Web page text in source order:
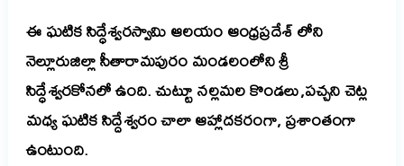
ఈ ఘటిక సిద్ధేశ్వరస్వామి ఆలయం ఆంధ్రప్రదేశ్ లోని
నెల్లూరుజిల్లా సీతారామపురం మండలంలోని శ్రీ
సిద్ధేశ్వరకోనలో ఉంది. చుట్టూ నల్లమల కొండలు,పచ్చని చెట్ల
మధ్య ఘటిక సిద్దేశ్వరం చాలా ఆహ్లాదకరంగా, ప్రశాంతంగా
ఉంటుంది.